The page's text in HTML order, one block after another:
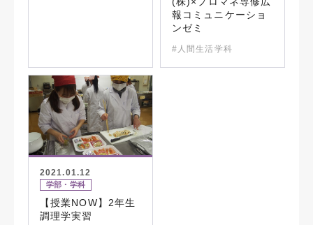
報コミュニケーショ
ンゼミ
#人間生活学科
2021.01.12
学部・学科
【授業NOW】2年生
調理学実習